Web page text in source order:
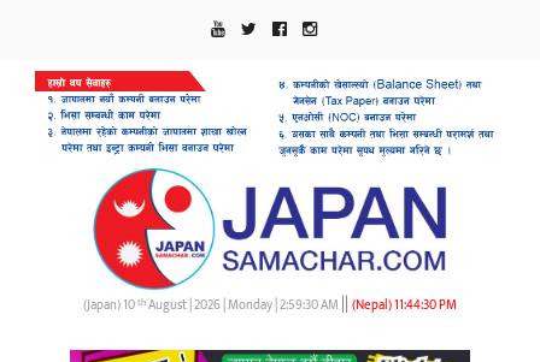
(Japan) 10thAugust | 2026 | Monday | 2:59:30 AM || (Nepal)11:44:30 PM